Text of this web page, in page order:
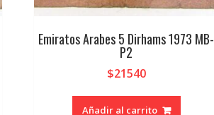
Emiratos Arabes 5 Dirhams 1973 MB-
P2
$21540
Añadir al carrito